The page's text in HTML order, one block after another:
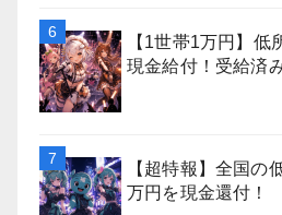
【1世帯1万円】低
現金給付！受給済
【超特報】全国の
万円を現金還付！